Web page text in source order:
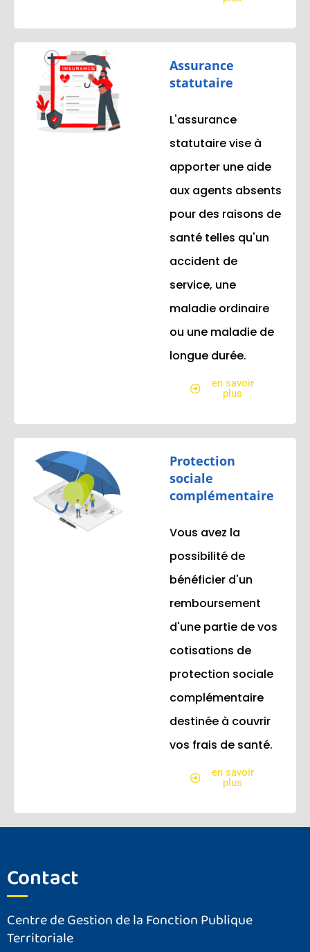
Assurance
statutaire
L'assurance
statutaire vise à
apporter une aide
aux agents absents
pour des raisons de
santé telles qu'un
accident de
service, une
maladie ordinaire
ou une maladie de
longue durée.
en savoir
plus
Protection
sociale
complémentaire
Vous avez la
possibilité de
bénéficier d'un
remboursement
d'une partie de vos
cotisations de
protection sociale
complémentaire
destinée à couvrir
vos frais de santé.
en savoir
plus
Contact
Centre de Gestion de la Fonction Publique
Territoriale